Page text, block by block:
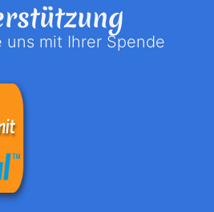
uns mit Ihrer Spende